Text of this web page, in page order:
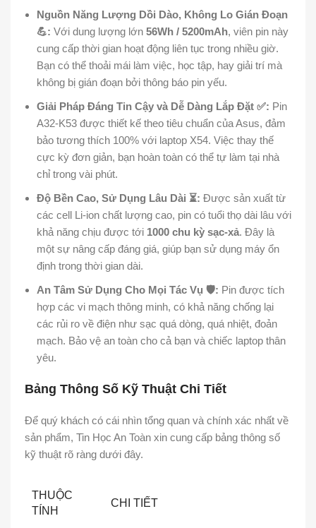
Nguồn Năng Lượng Dồi Dào, Không Lo Gián Đoạn
💪: Với dung lượng lớn 56Wh / 5200mAh, viên pin này
cung cấp thời gian hoạt động liên tục trong nhiều giờ.
Bạn có thể thoải mái làm việc, học tập, hay giải trí mà
không bị gián đoạn bởi thông báo pin yếu.
Giải Pháp Đáng Tin Cậy và Dễ Dàng Lắp Đặt ✅: Pin
A32-K53 được thiết kế theo tiêu chuẩn của Asus, đảm
bảo tương thích 100% với laptop X54. Việc thay thế
cực kỳ đơn giản, bạn hoàn toàn có thể tự làm tại nhà
chỉ trong vài phút.
Độ Bền Cao, Sử Dụng Lâu Dài ⏳: Được sản xuất từ
các cell Li-ion chất lượng cao, pin có tuổi thọ dài lâu với
khả năng chịu được tới 1000 chu kỳ sạc-xả. Đây là
một sự nâng cấp đáng giá, giúp bạn sử dụng máy ổn
định trong thời gian dài.
An Tâm Sử Dụng Cho Mọi Tác Vụ 🛡️: Pin được tích
hợp các vi mạch thông minh, có khả năng chống lại
các rủi ro về điện như sạc quá dòng, quá nhiệt, đoản
mạch. Bảo vệ an toàn cho cả bạn và chiếc laptop thân
yêu.
Bảng Thông Số Kỹ Thuật Chi Tiết
Để quý khách có cái nhìn tổng quan và chính xác nhất về
sản phẩm, Tin Học An Toàn xin cung cấp bảng thông số
kỹ thuật rõ ràng dưới đây.
THUỘC
TÍNH
CHI TIẾT